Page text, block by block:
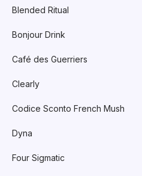
Blended Ritual
Bonjour Drink
Café des Guerriers
Clearly
Codice Sconto French Mush
Dyna
Four Sigmatic